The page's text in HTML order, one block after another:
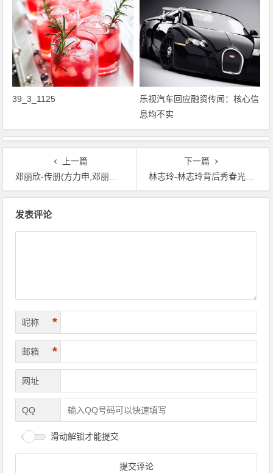
39_3_1125
乐视汽车回应融资传闻：核心信
息均不实
上一篇
邓丽欣-传册(方力申,邓丽欣-邓丽欣新歌《戒心》
下一篇
林志玲-林志玲背后秀春光-林志玲因在大连拍戏
发表评论
昵称 *
邮箱 *
网址
QQ
滑动解锁才能提交